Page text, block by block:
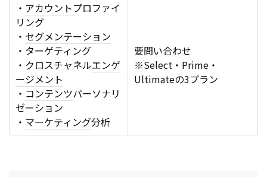
・ アカウントプロファイ
リング
・ セグメンテーション
・ターゲティング
・クロスチャネルエンゲ
ージメント
・ コンテンツパーソナリ
ゼーション
・ マーケティング分析
要問い合わせ
※Select・Prime・
Ultimateの3プラン